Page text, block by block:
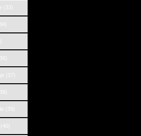
(33)
(37)
(39)